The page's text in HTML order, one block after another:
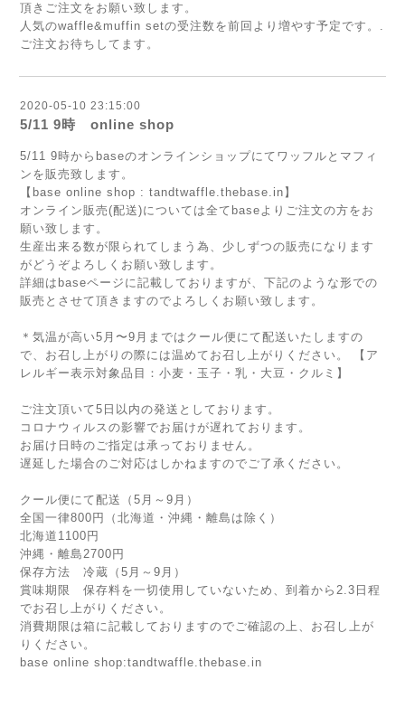
頂きご注文をお願い致します。
人気のwaffle&muffin setの受注数を前回より増やす予定です。.
ご注文お待ちしてます。
2020-05-10 23:15:00
5/11 9時 online shop
5/11 9時からbaseのオンラインショップにてワッフルとマフィ
ンを販売致します。
【base online shop : tandtwaffle.thebase.in】
オンライン販売(配送)については全てbaseよりご注文の方をお
願い致します。
生産出来る数が限られてしまう為、少しずつの販売になります
がどうぞよろしくお願い致します。
詳細はbaseページに記載しておりますが、下記のような形での
販売とさせて頂きますのでよろしくお願い致します。
＊気温が高い5月〜9月まではクール便にて配送いたしますの
で、お召し上がりの際には温めてお召し上がりください。 【ア
レルギー表示対象品目：小麦・玉子・乳・大豆・クルミ】
ご注文頂いて5日以内の発送としております。
コロナウィルスの影響でお届けが遅れております。
お届け日時のご指定は承っておりません。
遅延した場合のご対応はしかねますのでご了承ください。
クール便にて配送（5月～9月）
全国一律800円（北海道・沖縄・離島は除く）
北海道1100円
沖縄・離島2700円
保存方法 冷蔵（5月～9月）
賞味期限 保存料を一切使用していないため、到着から2.3日程
でお召し上がりください。
消費期限は箱に記載しておりますのでご確認の上、お召し上が
りください。
base online shop:tandtwaffle.thebase.in